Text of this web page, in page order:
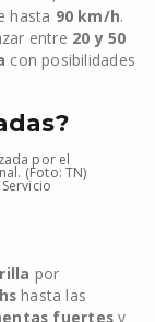
hasta 90 km/h.
entre 20 y 50
con posibilidades
por
hasta las
fuertesy